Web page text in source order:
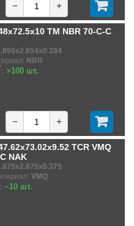
− +
TM NBR 70-C-C
NBR
: >100 шт.
− +
TCR VMQ
NAK
VMQ
: ~10 шт.